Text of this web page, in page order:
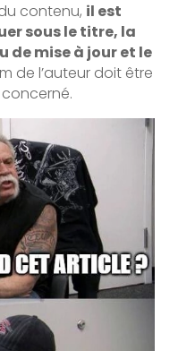
contenu, il est
sous le titre, la
de mise à jour et le
de l’auteur doit être